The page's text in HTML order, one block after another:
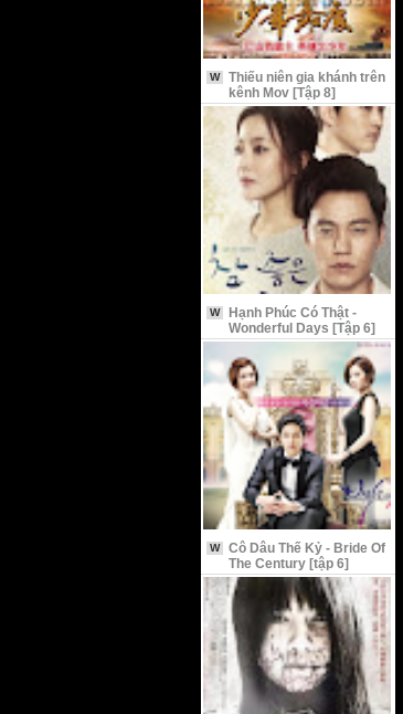
W
Thiếu niên gia khánh trên
kênh Mov [Tập 8]
W
Hạnh Phúc Có Thật -
Wonderful Days [Tập 6]
W
Cô Dâu Thế Kỷ - Bride Of
The Century [tập 6]